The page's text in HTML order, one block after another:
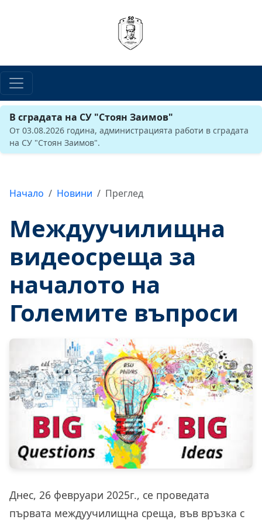
В сградата на СУ "Стоян Заимов"
От 03.08.2026 година, администрацията работи в сградата
на СУ "Стоян Заимов".
Начало Новини Преглед
Междуучилищна
видеосреща за
началото на
Големите въпроси
Днес, 26 февруари 2025г., се проведата
първата междуучилищна среща, във връзка с